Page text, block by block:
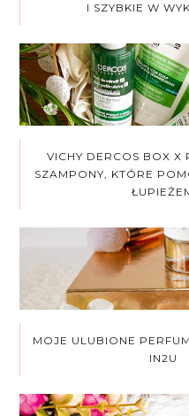
I SZYBKIE W
VICHY DERCOS BOX X
SZAMPONY, KTÓRE
MOJE ULUBIONE
IN2U